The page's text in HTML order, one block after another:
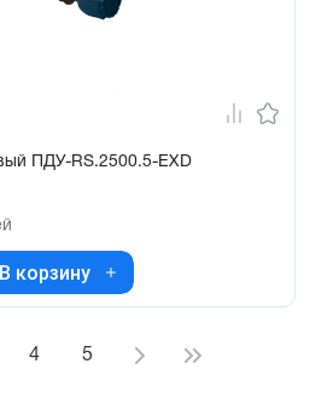
ПДУ-RS.2500.5-ЕХD
В корзину
4 5